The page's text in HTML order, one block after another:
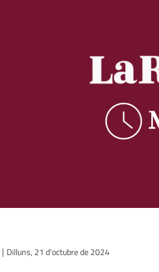
| Dilluns, 21 d'octubre de 2024